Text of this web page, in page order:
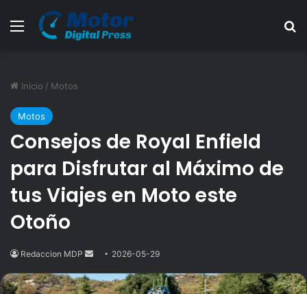
Menú
Inicio / Motos
Motos
Consejos de Royal Enfield
para Disfrutar al Máximo de
tus Viajes en Moto este
Otoño
Redaccion MDP
Send
email
2026-05-29